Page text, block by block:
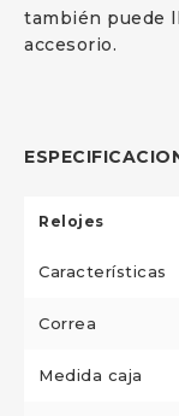
también puede
accesorio.
Relojes
Características
Correa
Medida caja